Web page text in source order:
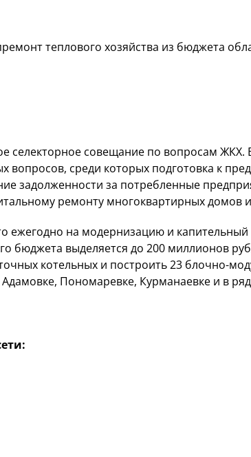
теплового хозяйства из бюджета
селекторное совещание по вопросам ЖКХ.
вопросов, среди которых подготовка к
задолженности за потребленные
ремонту многоквартирных домов
ежегодно на модернизацию и
бюджета выделяется до 200 миллионов
котельных и построить 23 блочно-
Пономаревке, Курманаевке и в